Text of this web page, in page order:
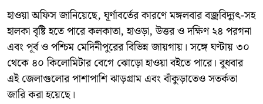
হাওয়া অফিস জানিয়েছে, ঘূর্ণাবর্তের কারণে মঙ্গলবার বজ্রবিদ্যুৎ-সহ
হালকা বৃষ্টি হতে পারে কলকাতা, হাওড়া, উত্তর ও দক্ষিণ ২৪ পরগনা
এবং পূর্ব ও পশ্চিম মেদিনীপুরের বিভিন্ন জায়গায়। সঙ্গে ঘণ্টায় ৩০
থেকে ৪০ কিলোমিটার বেগে ঝোড়ো হাওয়া বইতে পারে। বুধবার
এই জেলাগুলোর পাশাপাশি ঝাড়গ্রাম এবং বাঁকুড়াতেও সতর্কতা
জারি করা হয়েছে।